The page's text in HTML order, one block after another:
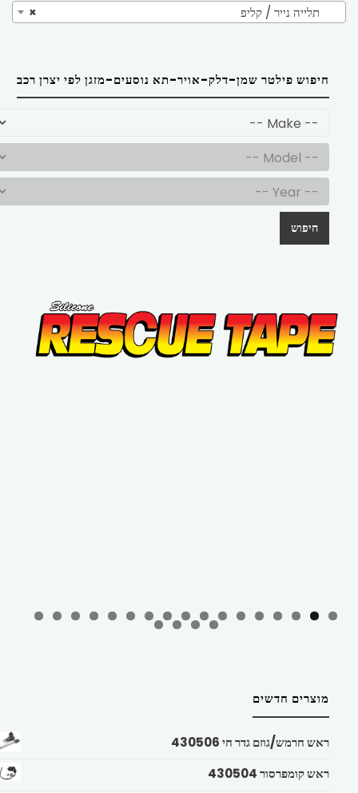
× תלייה נייר / קליפ
חיפוש פילטר שמן-דלק-אויר-תא נוסעים-מזגן לפי יצרן רכב
חיפוש
מוצרים חדשים
ראש חרמש/גוזם גדר חי 430506
ראש קומפרסור 430504